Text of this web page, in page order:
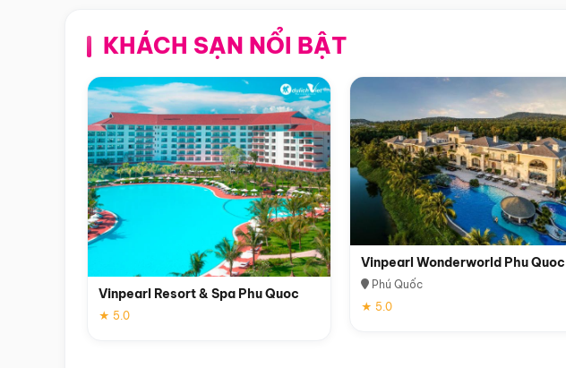
KHÁCH SẠN NỔI BẬT
Vinpearl Resort & Spa Phu Quoc
★ 5.0
Vinpearl Wonderworld Phu Quoc
Phú Quốc
★ 5.0